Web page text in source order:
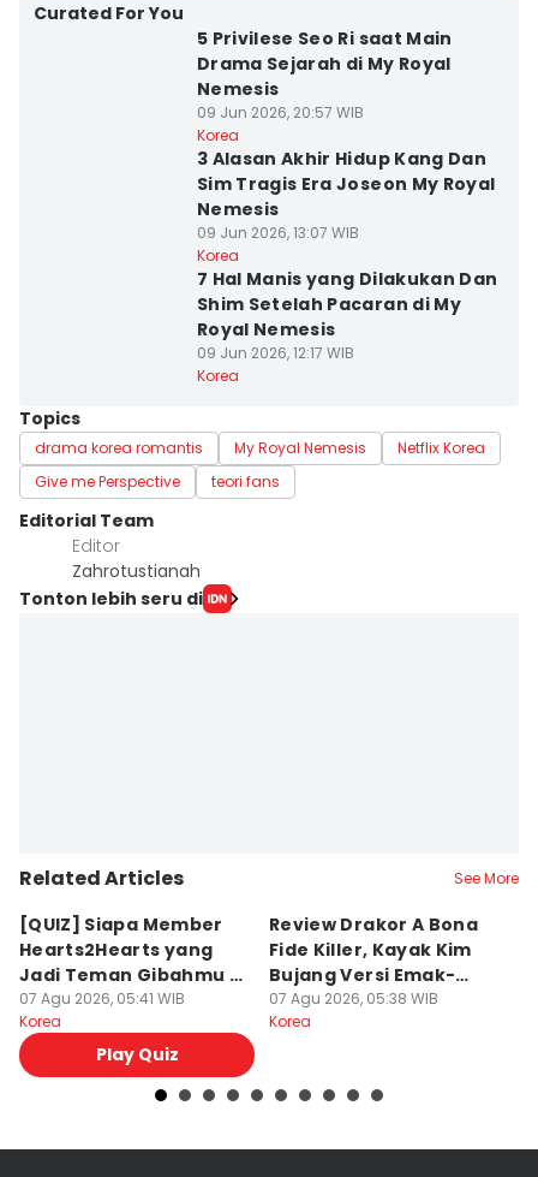
Curated For You
5 Privilese Seo Ri saat Main
Drama Sejarah di My Royal
Nemesis
09 Jun 2026, 20:57 WIB
Korea
3 Alasan Akhir Hidup Kang Dan
Sim Tragis Era Joseon My Royal
Nemesis
09 Jun 2026, 13:07 WIB
Korea
7 Hal Manis yang Dilakukan Dan
Shim Setelah Pacaran di My
Royal Nemesis
09 Jun 2026, 12:17 WIB
Korea
Topics
drama korea romantis My Royal Nemesis
Netflix Korea
Give me Perspective
teori fans
Editorial Team
Editor
Zahrotustianah
Tonton lebih seru di
Related Articles See More
[QUIZ] Siapa Member
Hearts2Hearts yang
Jadi Teman Gibahmu di
Kelas?
07 Agu 2026, 05:41 WIB
Korea
Play Quiz
Review Drakor A Bona
Fide Killer, Kayak Kim
Bujang Versi Emak-
Emak!
07 Agu 2026, 05:38 WIB
Korea